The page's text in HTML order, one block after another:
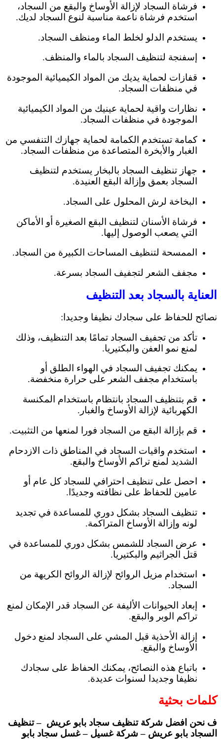
فرشاة السجاد لإزالة الأوساخ والبقع من السجاد،
استخدم فرشاة ناعمة مناسبة لنوع السجاد لديك.
يستخدم الدلو لخلط الماء ومنظف السجاد.
إسفنجة لتنظيف السجاد بالماء والمنظف.
قفازات لحماية يديك من المواد الكيميائية الموجودة
في منظفات السجاد.
نظارات واقية لحماية عينيك من المواد الكيميائية
الموجودة في منظفات السجاد.
كمامة تستخدم الكمامة لحماية جهازك التنفسي من
الغبار والأبخرة المتصاعدة من منظفات السجاد.
جهاز تنظيف السجاد بالبخار يستخدم لتنظيف
السجاد بعمق وإزالة البقع العنيدة.
البخاخة لرش المحلول على السجاد.
فرشاة الأسنان لتنظيف البقع الصغيرة أو الأماكن
التي يصعب الوصول إليها.
الممسحة لتنظيف المساحات الكبيرة من السجاد.
مجفف الشعر لتجفيف السجاد بسرعة.
العناية بالسجاد بعد التنظيف
نصائح للحفاظ على سجادك نظيفا وجديدا:
تأكد من تجفيف السجاد تمامًا بعد التنظيف، وذلك
لمنع نمو العفن والبكتيريا.
يمكنك تجفيف السجاد في الهواء الطلق أو
باستخدام مجفف الشعر على حرارة منخفضة.
قم بتنظيف السجاد بانتظام باستخدام المكنسة
الكهربائية لإزالة الأوساخ والغبار.
قم بإزالة البقع من السجاد فورا لمنعها من التثبيت.
استخدم واقيات السجاد في المناطق ذات الازدحام
الشديد لمنع تراكم الأوساخ والبقع.
احصل على تنظيف احترافي للسجاد كل عام أو
عامين للحفاظ على نظافته وجديدًا.
تنظيف السجاد بشكل دوري للمساعدة في تجديد
لونه وإزالة الأوساخ المتراكمة.
عرض السجاد للشمس بشكل دوري للمساعدة في
قتل الجراثيم والبكتيريا.
استخدام مزيل الروائح لإزالة الروائح الكريهة من
السجاد.
إبعاد الحيوانات الأليفة عن السجاد قدر الإمكان لمنع
تراكم الوبر والبقع.
إزالة الأحذية قبل المشي على السجاد لمنع دخول
الأوساخ والبقع.
باتباع هذه النصائح، يمكنك الحفاظ على سجادك
نظيفا وجديدا لسنوات عديدة.
كلمات بحثية
ف نحن افضل شركة تنظيف سجاد بابو عريش – تنظيف
السجاد بابو عريش – شركة غسيل – غسل سجاد بابو